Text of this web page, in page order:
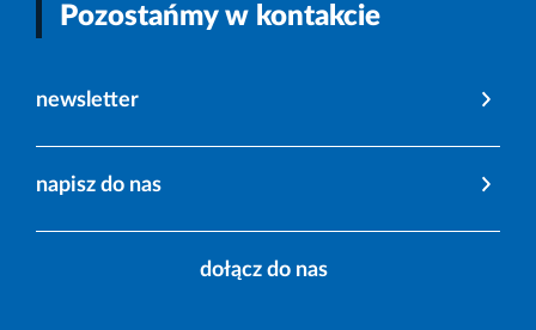
Pozostańmy w kontakcie
newsletter
napisz do nas
dołącz do nas